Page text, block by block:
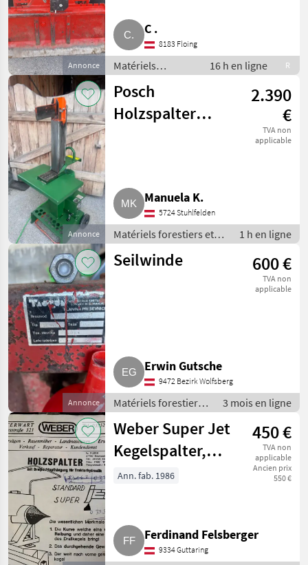
Annonce
C .
8183 Floing
Matériels
forestiers et
matériels pour le
travail du bois /
Treuils forestiers
16 h en ligne R
Annonce
Posch
Holzspalter
2.390
€
TVA non
applicable
Manuela K.
5724 Stuhlfelden
Matériels forestiers et
matériels pour le travail
du bois / Fendeuses de
1 h en ligne
Annonce
Seilwinde 600 €
TVA non
applicable
Erwin Gutsche
9472 Bezirk Wolfsberg
Matériels forestiers
et matériels pour le
travail du bois /
Treuils forestiers
3 mois en ligne
Weber Super Jet
Kegelspalter,
Holzspalter mit
450 €
TVA non
applicable
Ancien prix
550 €
Ann. fab. 1986
Ferdinand Felsberger
9334 Guttaring